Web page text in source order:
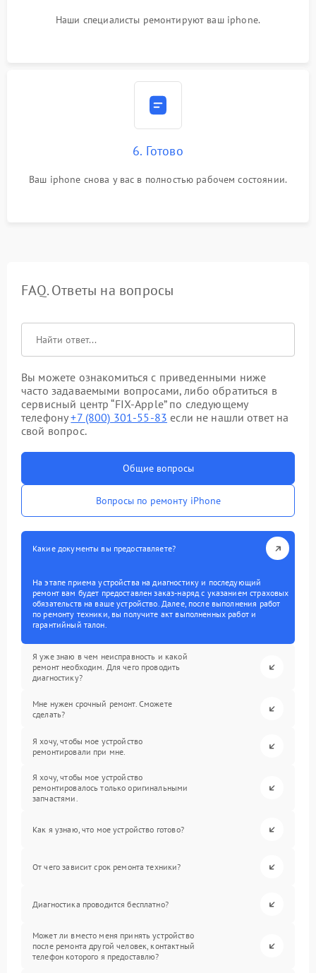
Наши специалисты ремонтируют ваш iphone.
6. Готово
Ваш iphone снова у вас в полностью рабочем состоянии.
FAQ. Ответы на вопросы
Вы можете ознакомиться с приведенными ниже
часто задаваемыми вопросами, либо обратиться в
сервисный центр “FIX-Apple” по следующему
телефону+7 (800) 301-55-83 если не нашли ответ на
свой вопрос.
Общие вопросы
Вопросы по ремонту iPhone
Какие документы вы предоставляете?
На этапе приема устройства на диагностику и последующий
ремонт вам будет предоставлен заказ-наряд с указанием страховых
обязательств на ваше устройство. Далее, после выполнения работ
по ремонту техники, вы получите акт выполненных работ и
гарантийный талон.
Я уже знаю в чем неисправность и какой
ремонт необходим. Для чего проводить
диагностику?
Мне нужен срочный ремонт. Сможете
сделать?
Я хочу, чтобы мое устройство
ремонтировали при мне.
Я хочу, чтобы мое устройство
ремонтировалось только оригинальными
запчастями.
Как я узнаю, что мое устройство готово?
От чего зависит срок ремонта техники?
Диагностика проводится бесплатно?
Может ли вместо меня принять устройство
после ремонта другой человек, контактный
телефон которого я предоставлю?